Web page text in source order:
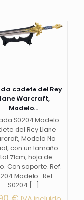
cadete del Rey
Warcraft,
Modelo...
S0204 Modelo
del Rey Llane
Modelo No
con un tamaño
71cm, hoja de
Con soporte. Ref.
Modelo: Ref.
S0204 […]